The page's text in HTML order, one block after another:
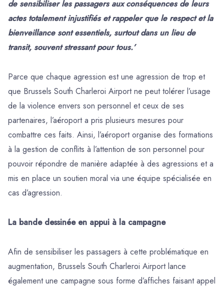
de sensibiliser les passagers aux conséquences de leurs
actes totalement injustifiés et rappeler que le respect et la
bienveillance sont essentiels, surtout dans un lieu de
transit, souvent stressant pour tous.’
Parce que chaque agression est une agression de trop et
que Brussels South Charleroi Airport ne peut tolérer l’usage
de la violence envers son personnel et ceux de ses
partenaires, l’aéroport a pris plusieurs mesures pour
combattre ces faits. Ainsi, l’aéroport organise des formations
à la gestion de conflits à l’attention de son personnel pour
pouvoir répondre de manière adaptée à des agressions et a
mis en place un soutien moral via une équipe spécialisée en
cas d’agression.
La bande dessinée en appui à la campagne
Afin de sensibiliser les passagers à cette problématique en
augmentation, Brussels South Charleroi Airport lance
également une campagne sous forme d’affiches faisant appel